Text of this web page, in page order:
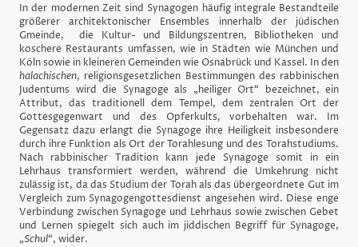
In der modernen Zeit sind Synagogen häufig integrale Bestandteile
größerer architektonischer Ensembles innerhalb der jüdischen
Gmeinde, die Kultur- und Bildungszentren, Bibliotheken und
koschere Restaurants umfassen, wie in Städten wie München und
Köln sowie in kleineren Gemeinden wie Osnabrück und Kassel. In den
halachischen, religionsgesetzlichen Bestimmungen des rabbinischen
Judentums wird die Synagoge als „heiliger Ort“ bezeichnet, ein
Attribut, das traditionell dem Tempel, dem zentralen Ort der
Gottesgegenwart und des Opferkults, vorbehalten war. Im
Gegensatz dazu erlangt die Synagoge ihre Heiligkeit insbesondere
durch ihre Funktion als Ort der Torahlesung und des Torahstudiums.
Nach rabbinischer Tradition kann jede Synagoge somit in ein
Lehrhaus transformiert werden, während die Umkehrung nicht
zulässig ist, da das Studium der Torah als das übergeordnete Gut im
Vergleich zum Synagogengottesdienst angesehen wird. Diese enge
Verbindung zwischen Synagoge und Lehrhaus sowie zwischen Gebet
und Lernen spiegelt sich auch im jiddischen Begriff für Synagoge,
„Schul“, wider.